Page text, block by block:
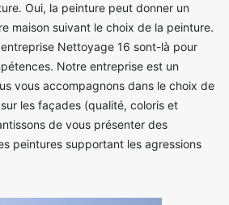
Oui, la peinture peut donner un
maison suivant le choix de la peinture.
Nettoyage 16 sont-là pour
Notre entreprise est un
vous accompagnons dans le choix de
les façades (qualité, coloris et
de vous présenter des
peintures supportant les agressions